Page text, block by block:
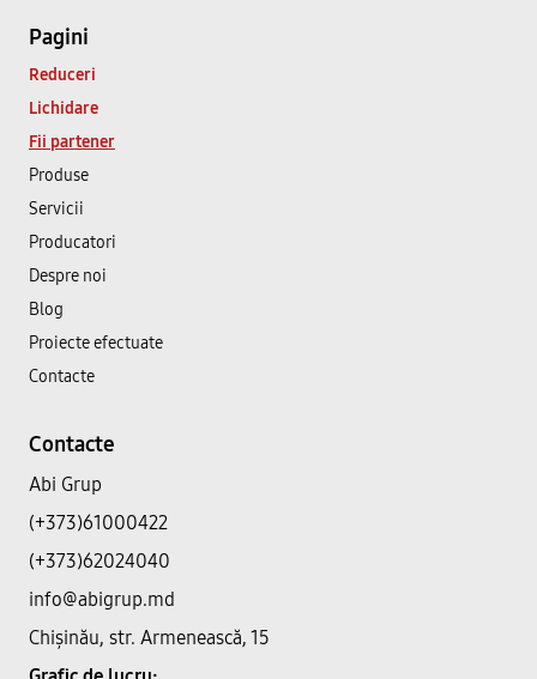
Pagini
Reduceri
Lichidare
Fii partener
Produse
Servicii
Producatori
Despre noi
Blog
Proiecte efectuate
Contacte
Contacte
Abi Grup
(+373)61000422
(+373)62024040
info@abigrup.md
Chișinău, str. Armenească, 15